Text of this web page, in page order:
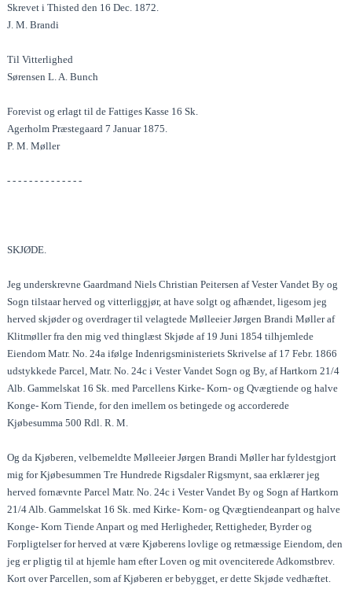
Skrevet i Thisted den 16 Dec. 1872.
J. M. Brandi
Til Vitterlighed
Sørensen L. A. Bunch
Forevist og erlagt til de Fattiges Kasse 16 Sk.
Agerholm Præstegaard 7 Januar 1875.
P. M. Møller
- - - - - - - - - - - - - -
SKJØDE.
Jeg underskrevne Gaardmand Niels Christian Peitersen af Vester Vandet By og
Sogn tilstaar herved og vitterliggjør, at have solgt og afhændet, ligesom jeg
herved skjøder og overdrager til velagtede Mølleeier Jørgen Brandi Møller af
Klitmøller fra den mig ved thinglæst Skjøde af 19 Juni 1854 tilhjemlede
Eiendom Matr. No. 24a ifølge Indenrigsministeriets Skrivelse af 17 Febr. 1866
udstykkede Parcel, Matr. No. 24c i Vester Vandet Sogn og By, af Hartkorn 21/4
Alb. Gammelskat 16 Sk. med Parcellens Kirke- Korn- og Qvægtiende og halve
Konge- Korn Tiende, for den imellem os betingede og accorderede
Kjøbesumma 500 Rdl. R. M.
Og da Kjøberen, velbemeldte Mølleeier Jørgen Brandi Møller har fyldestgjort
mig for Kjøbesummen Tre Hundrede Rigsdaler Rigsmynt, saa erklærer jeg
herved fornævnte Parcel Matr. No. 24c i Vester Vandet By og Sogn af Hartkorn
21/4 Alb. Gammelskat 16 Sk. med Kirke- Korn- og Qvægtiendeanpart og halve
Konge- Korn Tiende Anpart og med Herligheder, Rettigheder, Byrder og
Forpligtelser for herved at være Kjøberens lovlige og retmæssige Eiendom, den
jeg er pligtig til at hjemle ham efter Loven og mit ovenciterede Adkomstbrev.
Kort over Parcellen, som af Kjøberen er bebygget, er dette Skjøde vedhæftet.